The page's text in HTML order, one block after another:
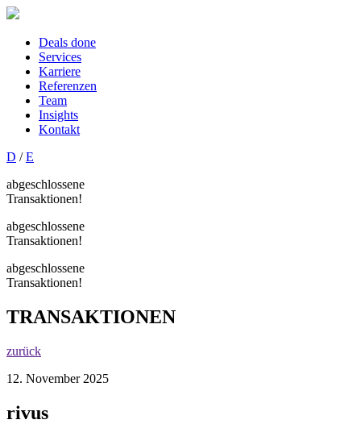
Deals done
Services
Karriere
Referenzen
Team
Insights
Kontakt
D /E
abgeschlossene
Transaktionen!
abgeschlossene
Transaktionen!
abgeschlossene
Transaktionen!
TRANSAKTIONEN
zurück
12. November 2025
rivus